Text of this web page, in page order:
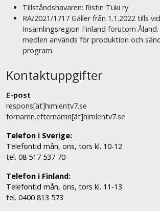
Tillståndshavaren: Ristin Tuki ry
RA/2021/1717 Gäller från 1.1.2022 tills
Insamlingsregion Finland förutom
medlen används för produktion och
program.
Kontaktuppgifter
E-post
respons[ät]himlentv7.se
fornamn.efternamn[ät]himlentv7.se
Telefon i Sverige:
Telefontid mån, ons, tors kl. 10-12
tel. 08 517 537 70
Telefon i Finland:
Telefontid mån, ons, tors kl. 11-13
tel. 0400 813 573